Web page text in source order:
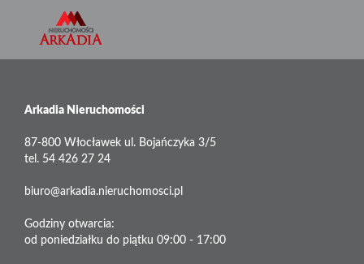
Arkadia Nieruchomości
87-800 Włocławek ul. Bojańczyka 3/5
tel. 54 426 27 24
biuro@arkadia.nieruchomosci.pl
Godziny otwarcia:
od poniedziałku do piątku 09:00 - 17:00